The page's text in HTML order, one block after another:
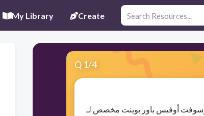
My Library Create
Q 1/4
أوفيس باور بوينت مخصص لـ